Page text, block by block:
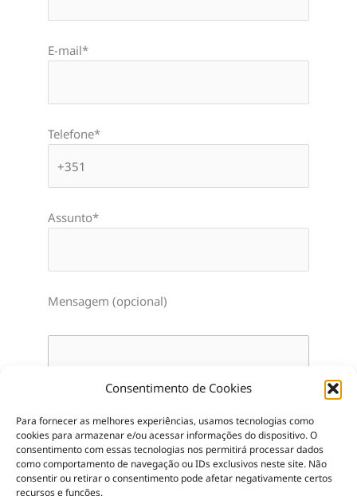
Consentimento de Cookies
Para fornecer as melhores experiências, usamos tecnologias como
cookies para armazenar e/ou acessar informações do dispositivo.O
consentimento com essas tecnologias nos permitirá processar dados
como comportamento de navegação ou IDs exclusivos neste site. Não
consentir ou retirar o consentimento pode afetar negativamente certos
recursos e funções.
E-mail*
Telefone*
Assunto*
Mensagem (opcional)